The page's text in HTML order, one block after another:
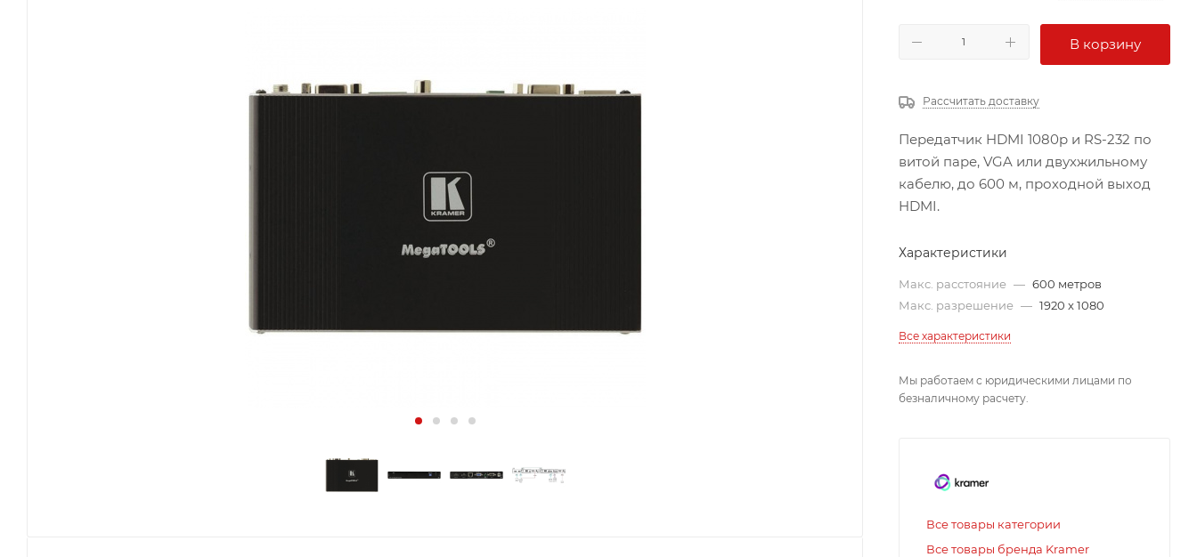
В корзину
Рассчитать доставку
Передатчик HDMI 1080p и RS-232 по
витой паре, VGA или двухжильному
кабелю, до 600 м, проходной выход
HDMI.
Характеристики
Макс. расстояние — 600 метров
Макс. разрешение — 1920 x 1080
Все характеристики
Мы работаем с юридическими лицами по
безналичному расчету.
Все товары категории
Все товары бренда Kramer